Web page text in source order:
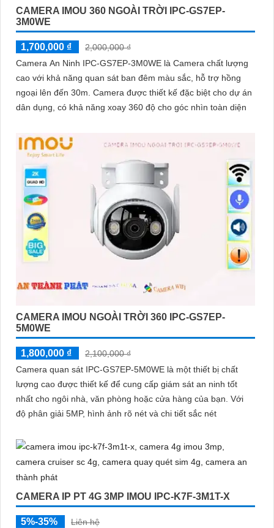
CAMERA IMOU 360 NGOÀI TRỜI IPC-GS7EP-
3M0WE
1,700,000 ₫
2,000,000 ₫
Camera An Ninh IPC-GS7EP-3M0WE là Camera chất lượng
cao với khả năng quan sát ban đêm màu sắc, hỗ trợ hồng
ngoại lên đến 30m. Camera được thiết kế đặc biệt cho dự án
dân dụng, có khả năng xoay 360 độ cho góc nhìn toàn diện
CAMERA IMOU NGOÀI TRỜI 360 IPC-GS7EP-
5M0WE
1,800,000 ₫
2,100,000 ₫
Camera quan sát IPC-GS7EP-5M0WE là một thiết bị chất
lượng cao được thiết kế để cung cấp giám sát an ninh tốt
nhất cho ngôi nhà, văn phòng hoặc cửa hàng của bạn. Với
độ phân giải 5MP, hình ảnh rõ nét và chi tiết sắc nét
CAMERA IP PT 4G 3MP IMOU IPC-K7F-3M1T-X
5%-35%
Liên hệ